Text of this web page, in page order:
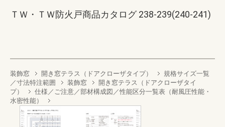
ＴＷ・ＴＷ防火戸商品カタログ 238-239(240-241)
装飾窓 開き窓テラス（ドアクローザタイプ）
規格サイズ一覧
／寸法特注範囲
装飾窓
開き窓テラス（ドアクローザタイ
プ）
仕様／ご注意／部材構成図／性能区分一覧表（耐風圧性能・
水密性能）